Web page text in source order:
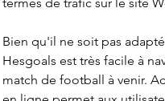
Bien qu'il ne soit pas
Hesgoals est très facile à
match de football à venir.